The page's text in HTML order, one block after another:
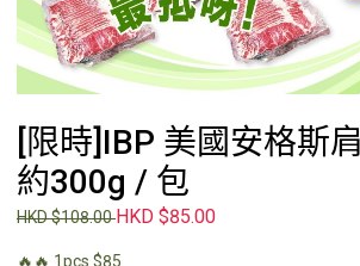
[限時]IBP 美國安格斯
約300g / 包
HKD $108.00HKD $85.00
🔥🔥 1pcs $85